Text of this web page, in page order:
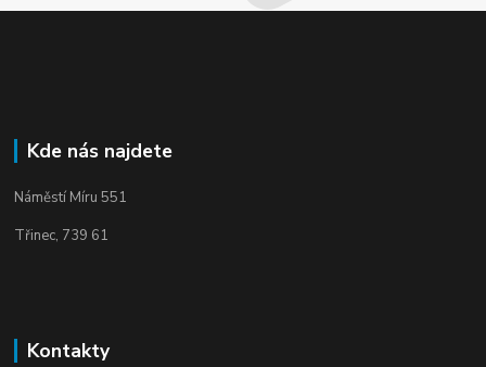
Kde nás najdete
Náměstí Míru 551
Třinec, 739 61
Kontakty